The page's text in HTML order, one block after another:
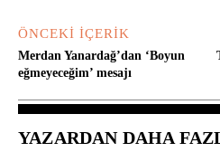
ÖNCEKI İÇERIK
Merdan Yanardağ’dan ‘Boyun
eğmeyeceğim’ mesajı
YAZARDAN DAHA